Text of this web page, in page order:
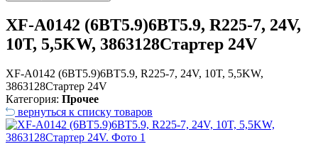
XF-A0142 (6BT5.9)6BT5.9, R225-7, 24V,
10T, 5,5KW, 3863128Стартер 24V
XF-A0142 (6BT5.9)6BT5.9, R225-7, 24V, 10T, 5,5KW,
3863128Стартер 24V
Категория: Прочее
вернуться к списку товаров